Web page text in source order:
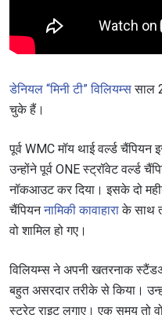
डेनियल “मिनी टी” विलियम्ससाल
चुके हैं।
पूर्व WMC मॉय थाई वर्ल्ड
उन्होंने पूर्व ONE स्ट्रॉवेट वर्ल्ड
नॉकआउट कर दिया। इसके दो
चैंपियननामिकी कावाहाराके साथ
वो शामिल हो गए।
विलियम्स ने अपनी खतरनाक
बहुत असरदार तरीके से किया।
स्ट्रेट राइट लगाए। एक समय तो